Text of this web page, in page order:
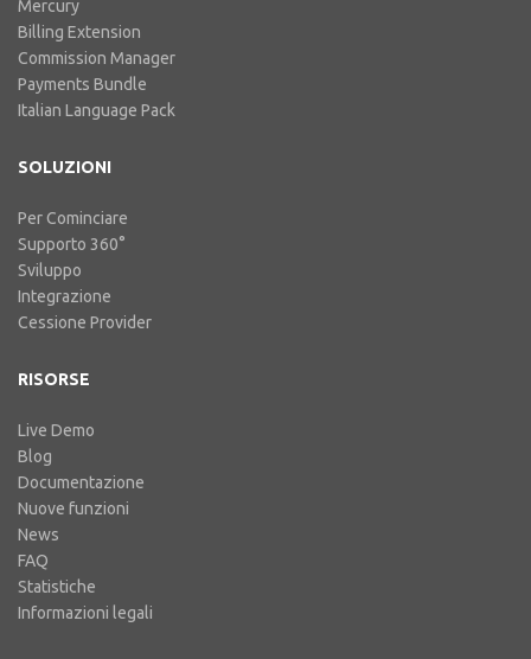
Mercury
Billing Extension
Commission Manager
Payments Bundle
Italian Language Pack
SOLUZIONI
Per Cominciare
Supporto 360°
Sviluppo
Integrazione
Cessione Provider
RISORSE
Live Demo
Blog
Documentazione
Nuove funzioni
News
FAQ
Statistiche
Informazioni legali